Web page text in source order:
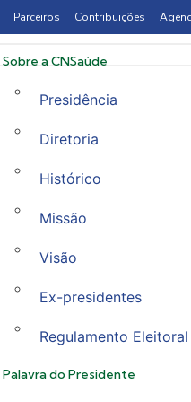
Parceiros Contribuições
Sobre a CNSaúde
Presidência
Diretoria
Histórico
Missão
Visão
Ex-presidentes
Regulamento Eleitoral
Palavra do Presidente